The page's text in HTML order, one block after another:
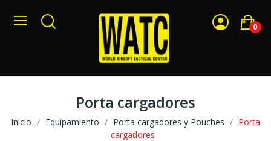
0
Porta cargadores
Inicio Equipamiento Porta cargadores y Pouches
Porta
cargadores